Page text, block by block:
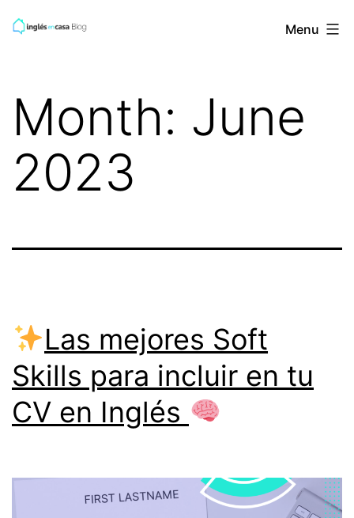
BLOG
EN
CASA
Menu
Month: June
2023
Las mejores Soft
Skills para incluir en tu
CV en Inglés